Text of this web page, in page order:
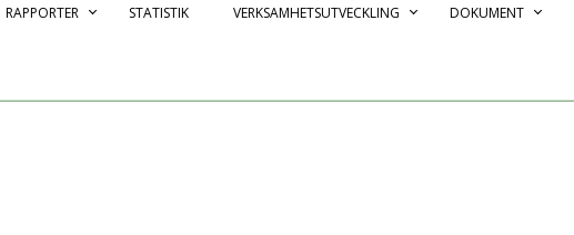
RAPPORTER STATISTIK VERKSAMHETSUTVECKLING DOKUMENT